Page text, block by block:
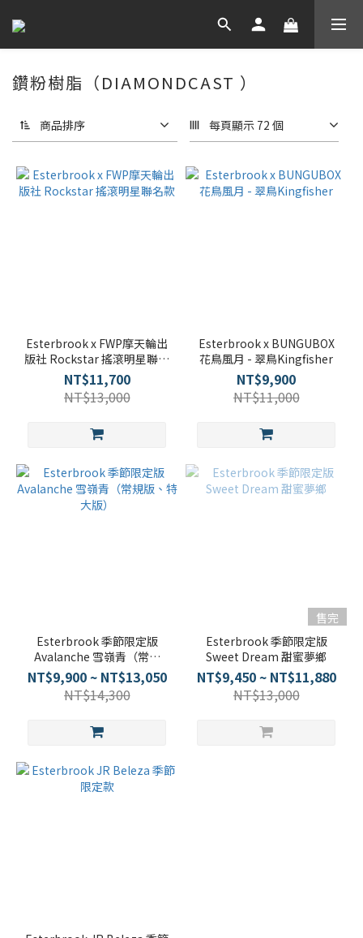
鑽粉樹脂（DIAMONDCAST ）
商品排序 每頁顯示 72 個
Esterbrook x FWP摩天輪出
版社 Rockstar 搖滾明星聯名
款
NT$11,700
NT$13,000
Esterbrook x BUNGUBOX
花鳥風月 - 翠鳥Kingfisher
NT$9,900
NT$11,000
Esterbrook 季節限定版
Avalanche 雪嶺青（常規
版、特大版）
NT$9,900 ~ NT$13,050
NT$14,300
售完
Esterbrook 季節限定版
Sweet Dream 甜蜜夢鄉
NT$9,450 ~ NT$11,880
NT$13,000